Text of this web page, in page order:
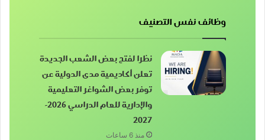
وظائف نفس التصنيف
نظرا لفتح بعض الشعب الجديدة
تعلن أكاديمية مدى الدولية عن
توفر بعض الشواغر التعليمية
والإدارية للعام الدراسي 2026-
2027
منذ 6 ساعات